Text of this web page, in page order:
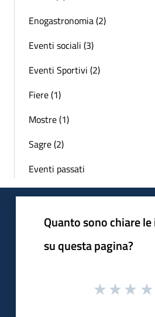
Enogastronomia (2)
Eventi sociali (3)
Eventi Sportivi (2)
Fiere (1)
Mostre (1)
Sagre (2)
Eventi passati
Quanto sono chiare
su questa pagina?